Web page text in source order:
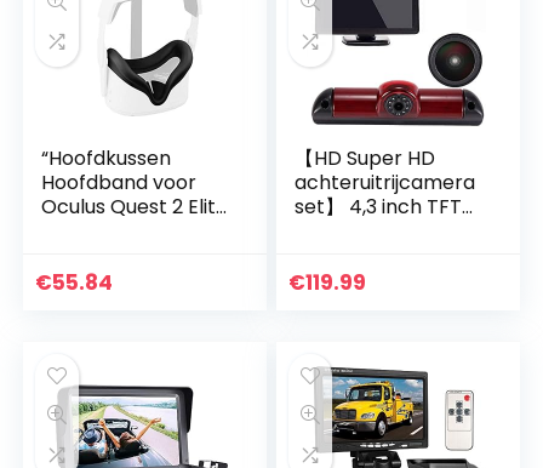
“Hoofdkussen
Hoofdband voor
Oculus Quest 2 Elite
Zweetbestendige
Aanraking Oculus
Quest 2-
accessoires”
(Zwart)
€55.84
【HD Super HD
achteruitrijcamera
set】 4,3 inch TFT
automonitor + 1280
€119.99